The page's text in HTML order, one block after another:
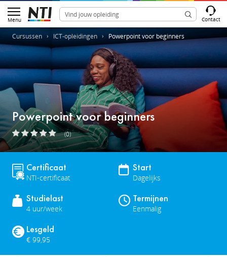
Menu Contact
Cursussen ICT-opleidingen Powerpoint voor beginners
Powerpoint voor beginners
(0)
Certificaat
NTI-certificaat
Start
Dagelijks
Studielast
4 uur/week
Termijnen
Eenmalig
Lesgeld
€ 99,95